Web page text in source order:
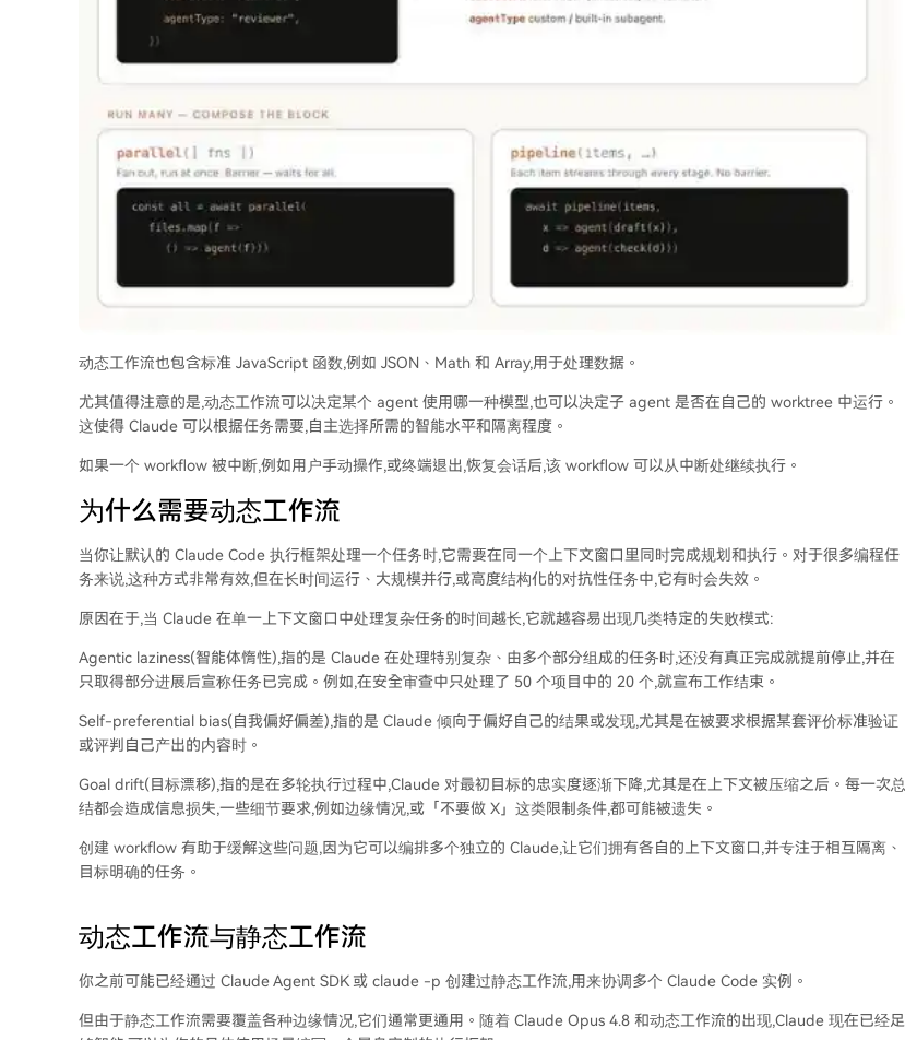
动态工作流也包含标准 JavaScript 函数,例如 JSON、Math 和 Array,用于处理数据。
尤其值得注意的是,动态工作流可以决定某个 agent 使用哪一种模型,也可以决定子 agent 是否在自己的 worktree 中运行。
这使得 Claude 可以根据任务需要,自主选择所需的智能水平和隔离程度。
如果一个 workflow 被中断,例如用户手动操作,或终端退出,恢复会话后,该 workflow 可以从中断处继续执行。
为什么需要动态工作流
当你让默认的 Claude Code 执行框架处理一个任务时,它需要在同一个上下文窗口里同时完成规划和执行。对于很多编程任
务来说,这种方式非常有效,但在长时间运行、大规模并行,或高度结构化的对抗性任务中,它有时会失效。
原因在于,当 Claude 在单一上下文窗口中处理复杂任务的时间越长,它就越容易出现几类特定的失败模式:
Agentic laziness(智能体惰性),指的是 Claude 在处理特别复杂、由多个部分组成的任务时,还没有真正完成就提前停止,并在
只取得部分进展后宣称任务已完成。例如,在安全审查中只处理了 50 个项目中的 20 个,就宣布工作结束。
Self-preferential bias(自我偏好偏差),指的是 Claude 倾向于偏好自己的结果或发现,尤其是在被要求根据某套评价标准验证
或评判自己产出的内容时。
Goal drift(目标漂移),指的是在多轮执行过程中,Claude 对最初目标的忠实度逐渐下降,尤其是在上下文被压缩之后。每一次总
结都会造成信息损失,一些细节要求,例如边缘情况,或「不要做 X」这类限制条件,都可能被遗失。
创建 workflow 有助于缓解这些问题,因为它可以编排多个独立的 Claude,让它们拥有各自的上下文窗口,并专注于相互隔离、
目标明确的任务。
动态工作流与静态工作流
你之前可能已经通过 Claude Agent SDK 或 claude -p 创建过静态工作流,用来协调多个 Claude Code 实例。
但由于静态工作流需要覆盖各种边缘情况,它们通常更通用。随着 Claude Opus 4.8 和动态工作流的出现,Claude 现在已经足